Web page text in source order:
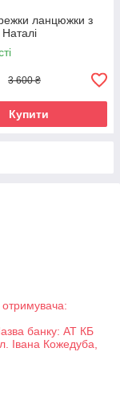
ланцюжки з
Наталі
3 600 ₴
Купити
банку: АТ КБ
Івана Кожедуба,